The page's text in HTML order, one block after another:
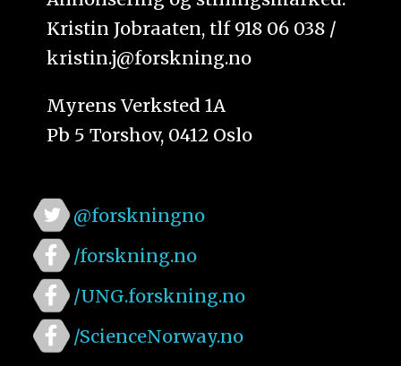
Kristin Jobraaten, tlf 918 06 038 /
kristin.j@forskning.no
Myrens Verksted 1A
Pb 5 Torshov, 0412 Oslo
@forskningno
/forskning.no
/UNG.forskning.no
/ScienceNorway.no